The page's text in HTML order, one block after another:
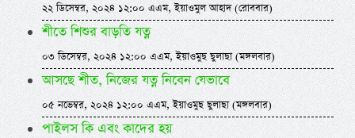
২২ ডিসেম্বর, ২০২৪ ১২:০০ এএম, ইয়াওমুল আহাদ (রোববার)
শীতে শিশুর বাড়তি যত্ন
০৩ ডিসেম্বর, ২০২৪ ১২:০০ এএম, ইয়াওমুছ ছুলাছা (মঙ্গলবার)
আসছে শীত, নিজের যত্ন নিবেন যেভাবে
০৫ নভেম্বর, ২০২৪ ১২:০০ এএম, ইয়াওমুছ ছুলাছা (মঙ্গলবার)
পাইলস কি এবং কাদের হয়